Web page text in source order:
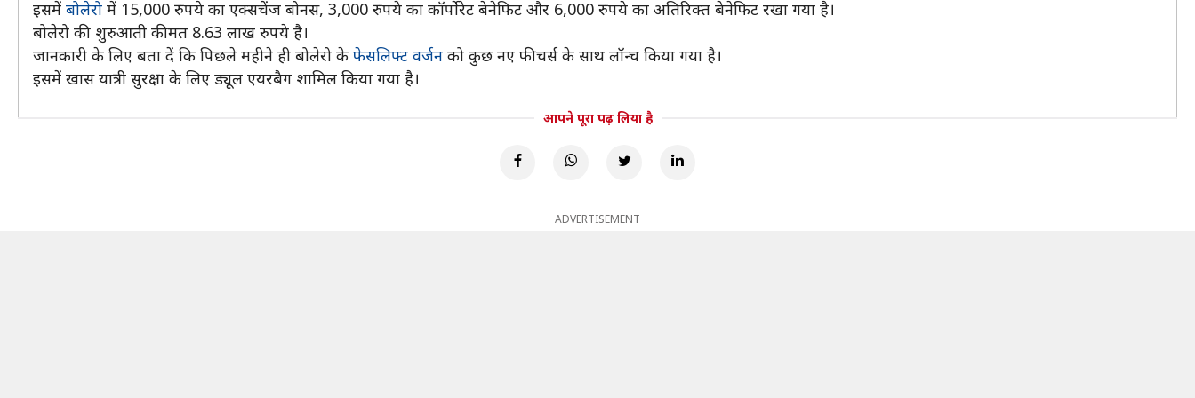
इसमें बोलेरो में 15,000 रुपये का एक्सचेंज बोनस, 3,000 रुपये का कॉर्पोरेट बेनेफिट और 6,000 रुपये का अतिरिक्त बेनेफिट रखा गया है।
बोलेरो की शुरुआती कीमत 8.63 लाख रुपये है।
जानकारी के लिए बता दें कि पिछले महीने ही बोलेरो के फेसलिफ्ट वर्जन को कुछ नए फीचर्स के साथ लॉन्च किया गया है।
इसमें खास यात्री सुरक्षा के लिए ड्यूल एयरबैग शामिल किया गया है।
आपने पूरा पढ़ लिया है
ADVERTISEMENT